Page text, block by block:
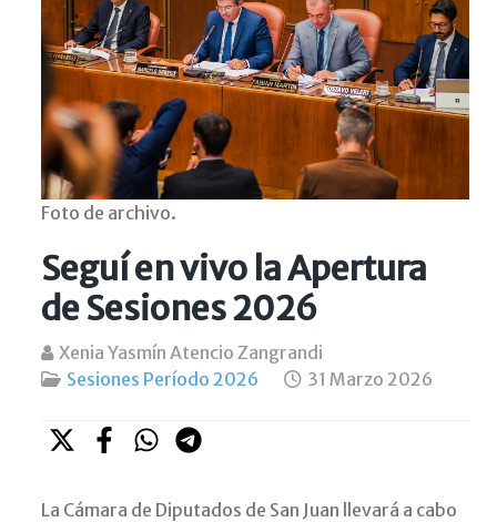
Foto de archivo.
Seguí en vivo la Apertura
de Sesiones 2026
Xenia Yasmín Atencio Zangrandi
Sesiones Período 2026
31 Marzo 2026
La Cámara de Diputados de San Juan llevará a cabo